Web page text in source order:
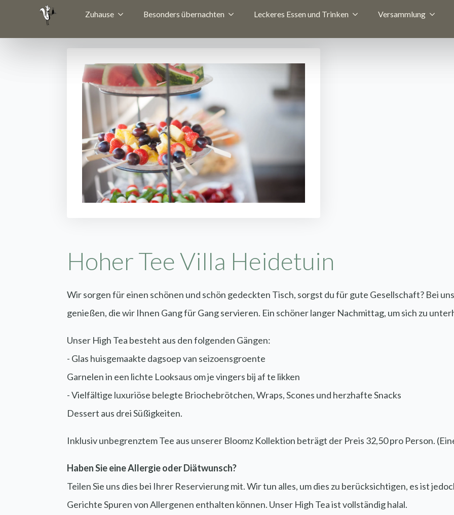
Zuhause Besonders übernachten Leckeres Essen und Trinken Versammlung
Hoher Tee Villa Heidetuin
Wir sorgen für einen schönen und schön gedeckten Tisch, sorgst du für gute Gesellschaft? Bei
genießen, die wir Ihnen Gang für Gang servieren. Ein schöner langer Nachmittag, um sich zu
Unser High Tea besteht aus den folgenden Gängen:
- Glas huisgemaakte dagsoep van seizoensgroente
Garnelen in een lichte Looksaus om je vingers bij af te likken
- Vielfältige luxuriöse belegte Briochebrötchen, Wraps, Scones und herzhafte Snacks
Dessert aus drei Süßigkeiten.
Inklusiv unbegrenztem Tee aus unserer Bloomz Kollektion beträgt der Preis 32,50 pro Person.
Haben Sie eine Allergie oder Diätwunsch?
Teilen Sie uns dies bei Ihrer Reservierung mit. Wir tun alles, um dies zu berücksichtigen, es ist
Gerichte Spuren von Allergenen enthalten können. Unser High Tea ist vollständig halal.